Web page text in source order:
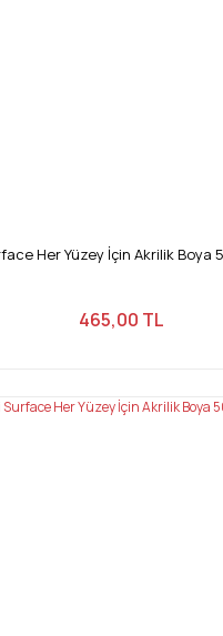
Her Yüzey İçin Akrilik Boya
465,00 TL